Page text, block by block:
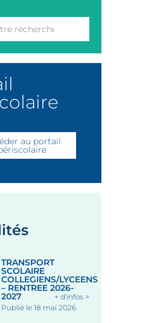
au portail
TRANSPORT
SCOLAIRE
COLLEGIENS/LYCEENS
– RENTREE 2026-
2027
Publié le 18 mai 2026
+ d'infos >